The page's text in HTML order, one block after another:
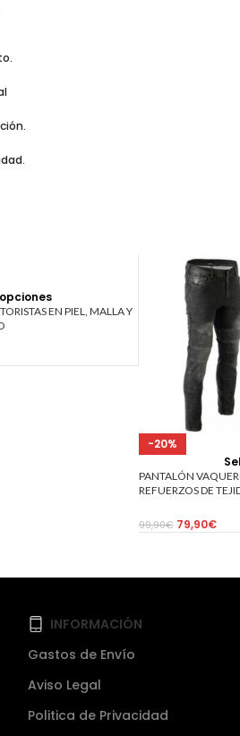
EN PIEL, MALLA Y
-20%
PANTALÓN
REFUERZOS DE
99,90€ 79,90€
INFORMACIÓN
Gastos de Envío
Aviso Legal
Politica de Privacidad